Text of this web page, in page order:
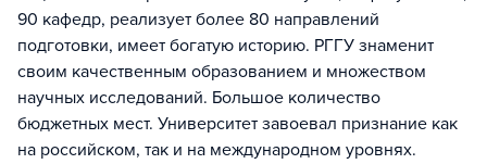
90 кафедр, реализует более 80 направлений
подготовки, имеет богатую историю. РГГУ знаменит
своим качественным образованием и множеством
научных исследований. Большое количество
бюджетных мест. Университет завоевал признание как
на российском, так и на международном уровнях.